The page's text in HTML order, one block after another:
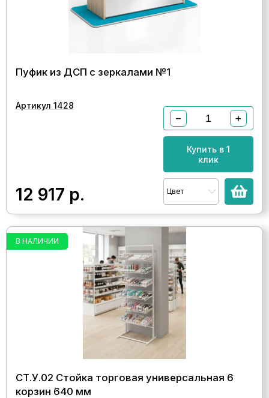
Пуфик из ДСП с зеркалами №1
Артикул 1428
12 917 р.
− +
Купить в 1
клик
Цвет
В НАЛИЧИИ
СТ.У.02 Стойка торговая универсальная 6
корзин 640 мм